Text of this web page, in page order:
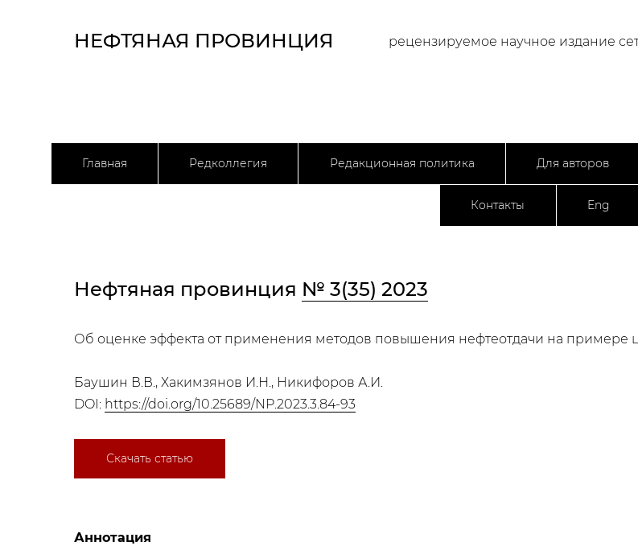
НЕФТЯНАЯ ПРОВИНЦИЯ рецензируемое научное издание
Главная Редколлегия Редакционная политика Для авторов
Контакты Eng
Нефтяная провинция № 3(35) 2023
Об оценке эффекта от применения методов повышения нефтеотдачи на примере
Баушин В.В., Хакимзянов И.Н., Никифоров А.И.
DOI: https://doi.org/10.25689/NP.2023.3.84-93
Скачать статью
Аннотация